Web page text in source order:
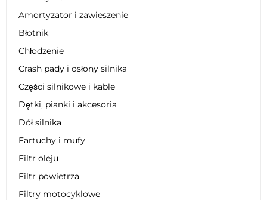
Amortyzator i zawieszenie
Błotnik
Chłodzenie
Crash pady i osłony silnika
Części silnikowe i kable
Dętki, pianki i akcesoria
Dół silnika
Fartuchy i mufy
Filtr oleju
Filtr powietrza
Filtry motocyklowe